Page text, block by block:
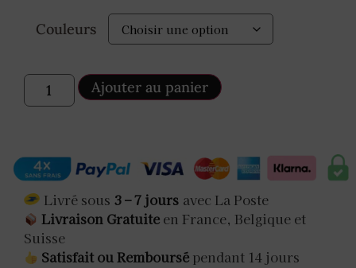
Couleurs
Ajouter au panier
Livré sous 3 – 7 jours avec La Poste
Livraison Gratuite en France, Belgique et
Suisse
Satisfait ou Remboursé pendant 14 jours